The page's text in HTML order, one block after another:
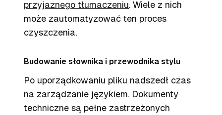
przyjaznego tłumaczeniu. Wiele z nich
może zautomatyzować ten proces
czyszczenia.
Budowanie słownika i przewodnika stylu
Po uporządkowaniu pliku nadszedł czas
na zarządzanie językiem. Dokumenty
techniczne są pełne zastrzeżonych